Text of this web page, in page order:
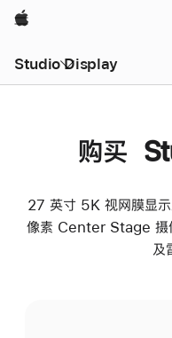
Apple
Studio Display
购买
27 英寸 5K 视网膜显
像素 Center Stage 摄
及